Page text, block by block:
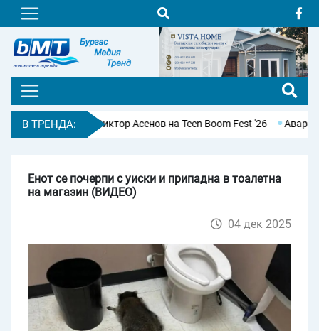
В ТРЕНДА:Виктор Асенов на Teen Boom Fest '26 Авария остави
Енот се почерпи с уиски и припадна в тоалетна
на магазин (ВИДЕО)
04 дек 2025